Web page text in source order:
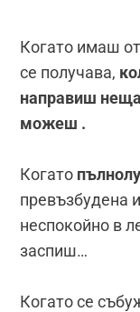
Когато имаш
се получава,
направиш
можеш .
Когато
превъзбудена
неспокойно в
заспиш…
Когато се